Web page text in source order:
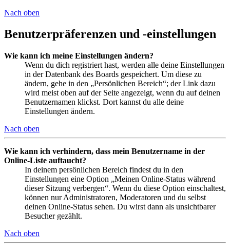
Nach oben
Benutzerpräferenzen und -einstellungen
Wie kann ich meine Einstellungen ändern?
Wenn du dich registriert hast, werden alle deine Einstellungen
in der Datenbank des Boards gespeichert. Um diese zu
ändern, gehe in den „Persönlichen Bereich“; der Link dazu
wird meist oben auf der Seite angezeigt, wenn du auf deinen
Benutzernamen klickst. Dort kannst du alle deine
Einstellungen ändern.
Nach oben
Wie kann ich verhindern, dass mein Benutzername in der
Online-Liste auftaucht?
In deinem persönlichen Bereich findest du in den
Einstellungen eine Option „Meinen Online-Status während
dieser Sitzung verbergen“. Wenn du diese Option einschaltest,
können nur Administratoren, Moderatoren und du selbst
deinen Online-Status sehen. Du wirst dann als unsichtbarer
Besucher gezählt.
Nach oben